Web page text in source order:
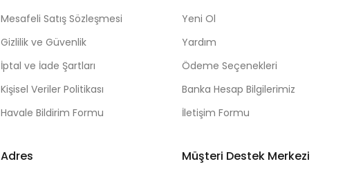
Mesafeli Satış Sözleşmesi
Gizlilik ve Güvenlik
İptal ve İade Şartları
Kişisel Veriler Politikası
Havale Bildirim Formu
Yeni Ol
Yardım
Ödeme Seçenekleri
Banka Hesap Bilgilerimiz
İletişim Formu
Adres Müşteri Destek Merkezi